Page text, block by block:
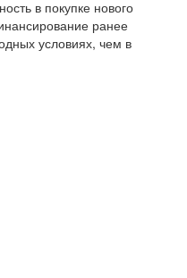
в покупке нового
ранее
условиях, чем в